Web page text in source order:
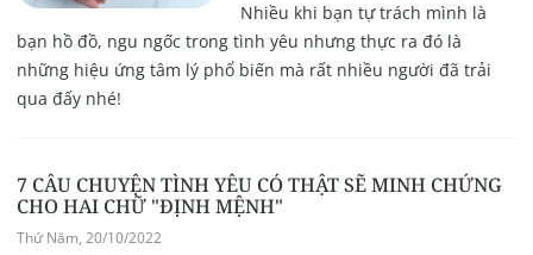
Nhiều khi bạn tự trách mình là
bạn hồ đồ, ngu ngốc trong tình yêu nhưng thực ra đó là
những hiệu ứng tâm lý phổ biến mà rất nhiều người đã trải
qua đấy nhé!
7 CÂU CHUYỆN TÌNH YÊU CÓ THẬT SẼ MINH CHỨNG
CHO HAI CHỮ "ĐỊNH MỆNH"
Thứ Năm, 20/10/2022